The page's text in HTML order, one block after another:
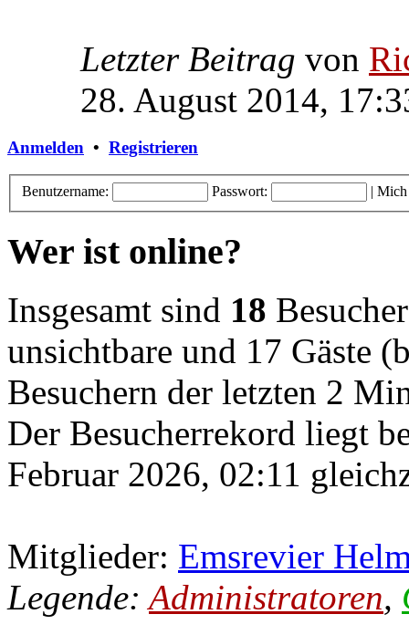
Letzter Beitrag von
28. August 2014,
Anmelden • Registrieren
Benutzername: Passwort: | Mich
Wer ist online?
Insgesamt sind 18
unsichtbare und 17 Gäste
Besuchern der letzten 2
Der Besucherrekord liegt
Februar 2026, 02:11
Mitglieder: Emsrevier
Legende:Administratoren,